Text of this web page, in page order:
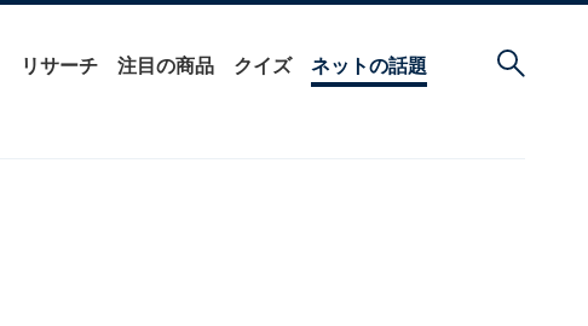
リサーチ 注目の商品 クイズ ネットの話題